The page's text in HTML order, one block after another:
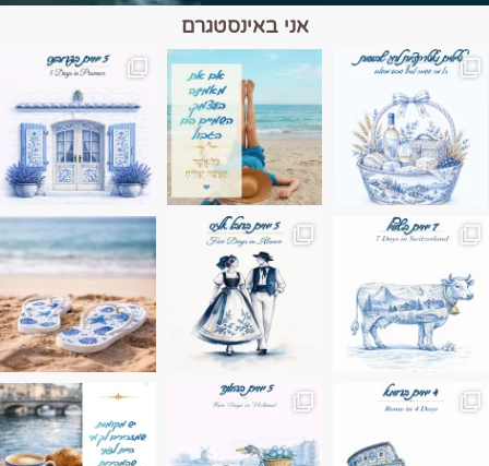
אני באינסטגרם
הם הגבול 💙🩵
בחבל אלזס צרפת
בחופשה שבו הכל נהיה פשוט יותר. החול, הי
Instagram post
Instagram post 17994326828955248